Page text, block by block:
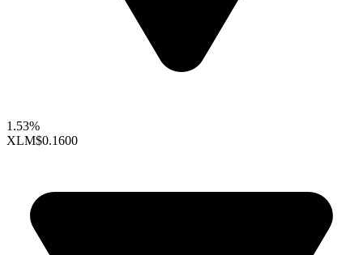
1.53%
XLM$0.1600